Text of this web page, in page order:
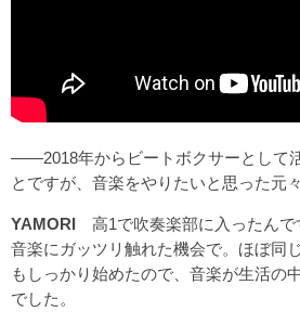
――2018年からビートボクサーとして
とですが、音楽をやりたいと思った元
YAMORI 高1で吹奏楽部に入ったんで
音楽にガッツリ触れた機会で。ほぼ同
もしっかり始めたので、音楽が生活の
でした。